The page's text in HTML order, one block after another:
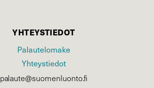
YHTEYSTIEDOT
Palautelomake
Yhteystiedot
palaute@suomenluonto.fi